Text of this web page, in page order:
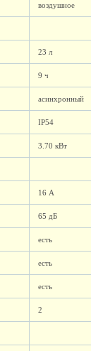
воздушное
23 л
9 ч
асинхронный
IP54
3.70 кВт
16 А
65 дБ
есть
есть
есть
2